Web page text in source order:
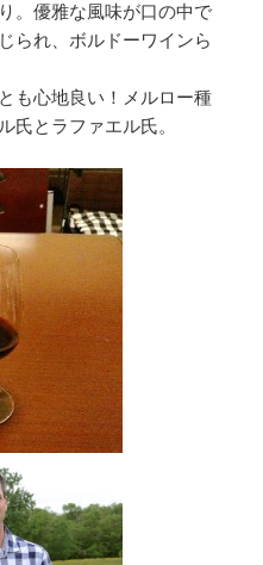
。優雅な風味が口の中で
られ、ボルドーワインら
も心地良い！メルロー種
氏とラファエル氏。